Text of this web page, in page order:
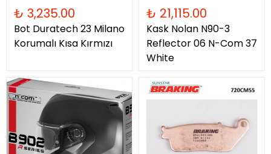
₺ 3,235.00
Bot Duratech 23 Milano
Korumalı Kısa Kırmızı
₺ 21,115.00
Kask Nolan N90-3
Reflector 06 N-Com 37
White